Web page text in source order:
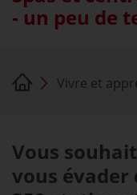
- un peu de
Vivre et
Vous
vous évader